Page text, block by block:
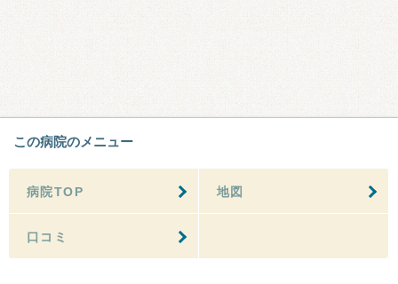
この病院のメニュー
病院TOP 地図
口コミ